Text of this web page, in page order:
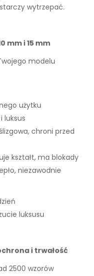
wytrzepać.
mm i 15 mm
modelu
użytku
chroni przed
kształt, ma blokady
niezawodnie
luksusu
i trwałość
2500 wzorów